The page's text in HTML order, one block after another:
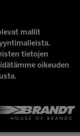
mallit
tietojen
oikeuden